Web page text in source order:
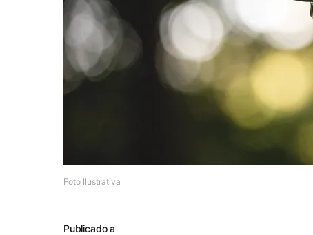
Foto Ilustrativa
Publicado a